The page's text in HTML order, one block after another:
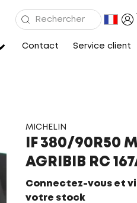
Contact Service client
MICHELIN
IF 380/90R50
AGRIBIB RC
Connectez-vous et
votre stock